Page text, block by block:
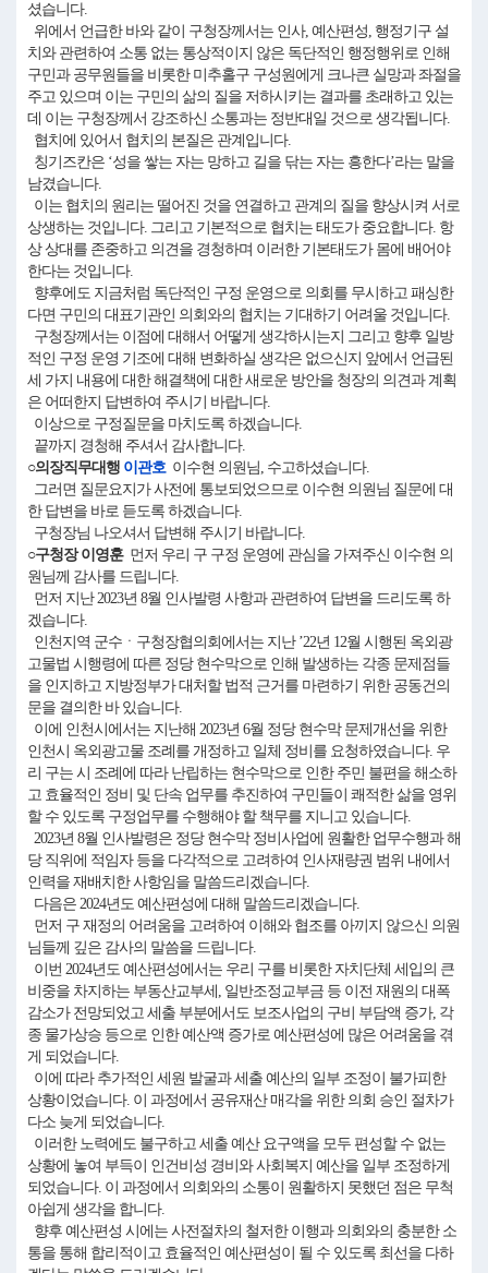
셨습니다.
위에서 언급한 바와 같이 구청장께서는 인사, 예산편성, 행정기구 설
치와 관련하여 소통 없는 통상적이지 않은 독단적인 행정행위로 인해
구민과 공무원들을 비롯한 미추홀구 구성원에게 크나큰 실망과 좌절을
주고 있으며 이는 구민의 삶의 질을 저하시키는 결과를 초래하고 있는
데 이는 구청장께서 강조하신 소통과는 정반대일 것으로 생각됩니다.
협치에 있어서 협치의 본질은 관계입니다.
칭기즈칸은 ‘성을 쌓는 자는 망하고 길을 닦는 자는 흥한다’라는 말을
남겼습니다.
이는 협치의 원리는 떨어진 것을 연결하고 관계의 질을 향상시켜 서로
상생하는 것입니다. 그리고 기본적으로 협치는 태도가 중요합니다. 항
상 상대를 존중하고 의견을 경청하며 이러한 기본태도가 몸에 배어야
한다는 것입니다.
향후에도 지금처럼 독단적인 구정 운영으로 의회를 무시하고 패싱한
다면 구민의 대표기관인 의회와의 협치는 기대하기 어려울 것입니다.
구청장께서는 이점에 대해서 어떻게 생각하시는지 그리고 향후 일방
적인 구정 운영 기조에 대해 변화하실 생각은 없으신지 앞에서 언급된
세 가지 내용에 대한 해결책에 대한 새로운 방안을 청장의 의견과 계획
은 어떠한지 답변하여 주시기 바랍니다.
이상으로 구정질문을 마치도록 하겠습니다.
끝까지 경청해 주셔서 감사합니다.
○의장직무대행 이관호이수현 의원님, 수고하셨습니다.
그러면 질문요지가 사전에 통보되었으므로 이수현 의원님 질문에 대
한 답변을 바로 듣도록 하겠습니다.
구청장님 나오셔서 답변해 주시기 바랍니다.
○구청장 이영훈먼저 우리 구 구정 운영에 관심을 가져주신 이수현 의
원님께 감사를 드립니다.
먼저 지난 2023년 8월 인사발령 사항과 관련하여 답변을 드리도록 하
겠습니다.
인천지역 군수ㆍ구청장협의회에서는 지난 ’22년 12월 시행된 옥외광
고물법 시행령에 따른 정당 현수막으로 인해 발생하는 각종 문제점들
을 인지하고 지방정부가 대처할 법적 근거를 마련하기 위한 공동건의
문을 결의한 바 있습니다.
이에 인천시에서는 지난해 2023년 6월 정당 현수막 문제개선을 위한
인천시 옥외광고물 조례를 개정하고 일체 정비를 요청하였습니다. 우
리 구는 시 조례에 따라 난립하는 현수막으로 인한 주민 불편을 해소하
고 효율적인 정비 및 단속 업무를 추진하여 구민들이 쾌적한 삶을 영위
할 수 있도록 구정업무를 수행해야 할 책무를 지니고 있습니다.
2023년 8월 인사발령은 정당 현수막 정비사업에 원활한 업무수행과 해
당 직위에 적임자 등을 다각적으로 고려하여 인사재량권 범위 내에서
인력을 재배치한 사항임을 말씀드리겠습니다.
다음은 2024년도 예산편성에 대해 말씀드리겠습니다.
먼저 구 재정의 어려움을 고려하여 이해와 협조를 아끼지 않으신 의원
님들께 깊은 감사의 말씀을 드립니다.
이번 2024년도 예산편성에서는 우리 구를 비롯한 자치단체 세입의 큰
비중을 차지하는 부동산교부세, 일반조정교부금 등 이전 재원의 대폭
감소가 전망되었고 세출 부분에서도 보조사업의 구비 부담액 증가, 각
종 물가상승 등으로 인한 예산액 증가로 예산편성에 많은 어려움을 겪
게 되었습니다.
이에 따라 추가적인 세원 발굴과 세출 예산의 일부 조정이 불가피한
상황이었습니다. 이 과정에서 공유재산 매각을 위한 의회 승인 절차가
다소 늦게 되었습니다.
이러한 노력에도 불구하고 세출 예산 요구액을 모두 편성할 수 없는
상황에 놓여 부득이 인건비성 경비와 사회복지 예산을 일부 조정하게
되었습니다. 이 과정에서 의회와의 소통이 원활하지 못했던 점은 무척
아쉽게 생각을 합니다.
향후 예산편성 시에는 사전절차의 철저한 이행과 의회와의 충분한 소
통을 통해 합리적이고 효율적인 예산편성이 될 수 있도록 최선을 다하